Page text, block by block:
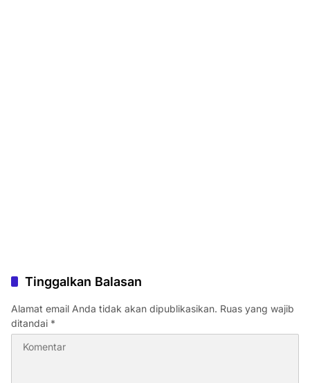
Tinggalkan Balasan
Alamat email Anda tidak akan dipublikasikan. Ruas yang wajib
ditandai *